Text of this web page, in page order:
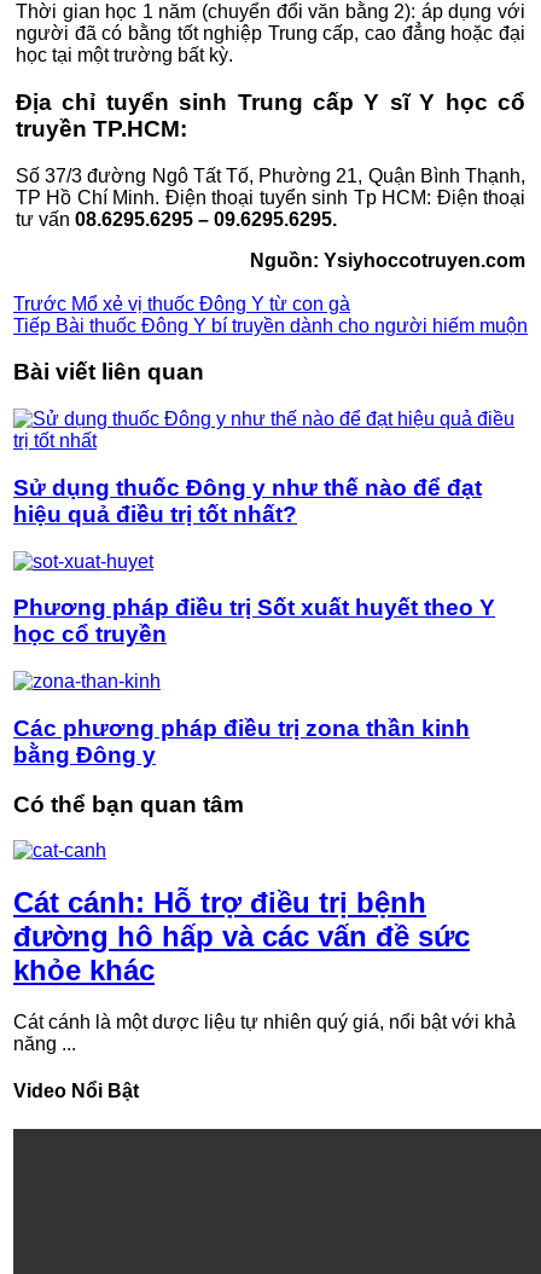
Thời gian học 1 năm (chuyển đổi văn bằng 2): áp dụng với
người đã có bằng tốt nghiệp Trung cấp, cao đẳng hoặc đại
học tại một trường bất kỳ.
Địa chỉ tuyển sinh Trung cấp Y sĩ Y học cổ
truyền TP.HCM:
Số 37/3 đường Ngô Tất Tố, Phường 21, Quận Bình Thạnh,
TP Hồ Chí Minh. Điện thoại tuyển sinh Tp HCM: Điện thoại
tư vấn 08.6295.6295 – 09.6295.6295.
Nguồn: Ysiyhoccotruyen.com
Trước Mổ xẻ vị thuốc Đông Y từ con gà
Tiếp Bài thuốc Đông Y bí truyền dành cho người hiếm muộn
Bài viết liên quan
Sử dụng thuốc Đông y như thế nào để đạt
hiệu quả điều trị tốt nhất?
Phương pháp điều trị Sốt xuất huyết theo Y
học cổ truyền
Các phương pháp điều trị zona thần kinh
bằng Đông y
Có thể bạn quan tâm
Cát cánh: Hỗ trợ điều trị bệnh
đường hô hấp và các vấn đề sức
khỏe khác
Cát cánh là một dược liệu tự nhiên quý giá, nổi bật với khả
năng ...
Video Nổi Bật